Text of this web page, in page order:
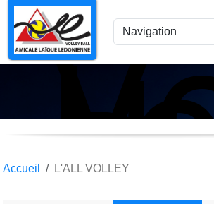
Accueil L'ALL VOLLEY
Panneau de gestion des cookies